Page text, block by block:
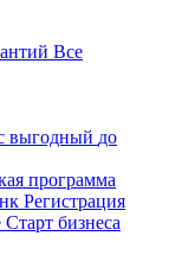
Все
выгодный до
программа
Регистрация
Старт бизнеса